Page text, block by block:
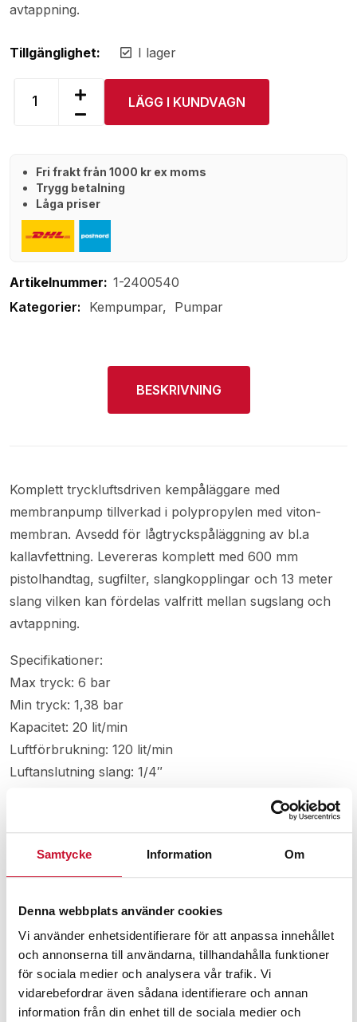
Samtycke Information Om
Denna webbplats använder cookies
Vi använder enhetsidentifierare för att anpassa innehållet
och annonserna till användarna, tillhandahålla funktioner
för sociala medier och analysera vår trafik. Vi
vidarebefordrar även sådana identifierare och annan
information från din enhet till de sociala medier och
avtappning.
Tillgänglighet: I lager
LÄGG I KUNDVAGN
Fri frakt från 1000 kr ex moms
Trygg betalning
Låga priser
Artikelnummer: 1-2400540
Kempumpar
Pumpar
BESKRIVNING
Komplett tryckluftsdriven kempåläggare med
membranpump tillverkad i polypropylen med viton-
membran. Avsedd för lågtryckspåläggning av bl.a
kallavfettning. Levereras komplett med 600 mm
pistolhandtag, sugfilter, slangkopplingar och 13 meter
slang vilken kan fördelas valfritt mellan sugslang och
avtappning.
Specifikationer:
Max tryck: 6 bar
Min tryck: 1,38 bar
Kapacitet: 20 lit/min
Luftförbrukning: 120 lit/min
Luftanslutning slang: 1/4″
Mått LxBxH: 150x80x120 mm
Vikt: 0,54 kg
Relaterade produkter